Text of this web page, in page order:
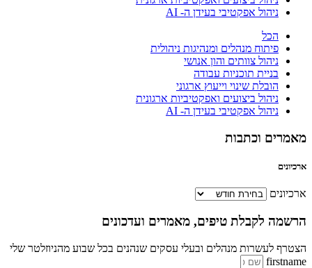
ניהול אפקטיבי בעידן ה- AI
הכל
פיתוח מנהלים ומנהיגות ניהולית
ניהול צוותים והון אנושי
בניית תוכניות עבודה
הובלת שינוי וייעוץ ארגוני
ניהול ביצועים ואפקטיביות ארגונית
ניהול אפקטיבי בעידן ה- AI
מאמרים וכתבות
ארכיונים
ארכיונים
הרשמה לקבלת טיפים, מאמרים ועדכונים
הצטרף לעשרות מנהלים ובעלי עסקים שנהנים בכל שבוע מהניוזלטר שלי
firstname